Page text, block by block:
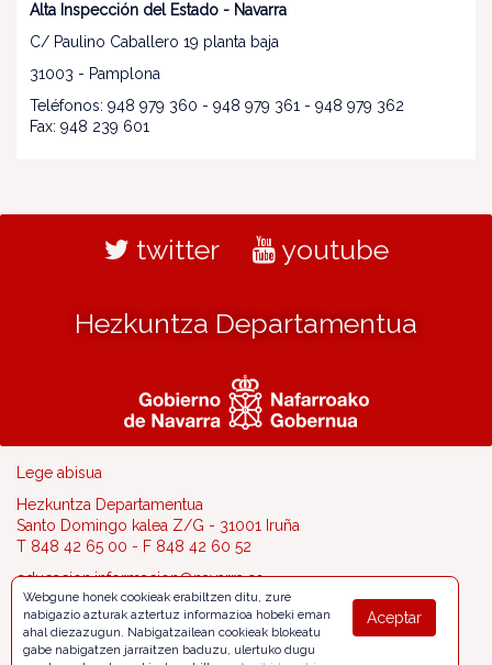
Alta Inspección del Estado - Navarra
C/ Paulino Caballero 19 planta baja
31003 - Pamplona
Teléfonos: 948 979 360 - 948 979 361 - 948 979 362
Fax: 948 239 601
twitter youtube
Hezkuntza Departamentua
Lege abisua
Hezkuntza Departamentua
Santo Domingo kalea Z/G - 31001 Iruña
T 848 42 65 00 - F 848 42 60 52
educacion.informacion@navarra.es
Aceptar
Webgune honek cookieak erabiltzen ditu, zure
nabigazio azturak aztertuz informazioa hobeki eman
ahal diezazugun. Nabigatzailean cookieak blokeatu
gabe nabigatzen jarraitzen baduzu, ulertuko dugu